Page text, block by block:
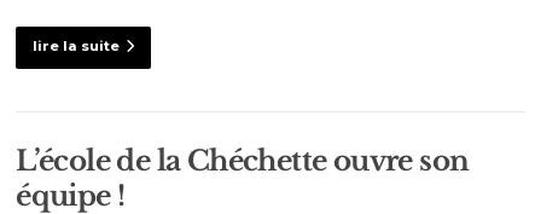
lire la suite
L’école de la Chéchette ouvre son
équipe !